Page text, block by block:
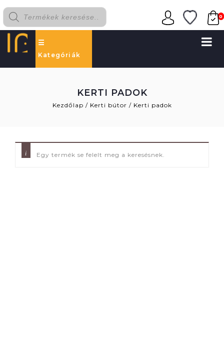
0
Kategóriák
KERTI PADOK
Kezdőlap / Kerti bútor / Kerti padok
Egy termék se felelt meg a keresésnek.